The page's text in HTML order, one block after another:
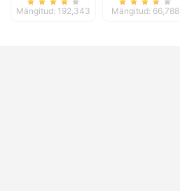
Mängitud: 192,343 Mängitud: 66,788